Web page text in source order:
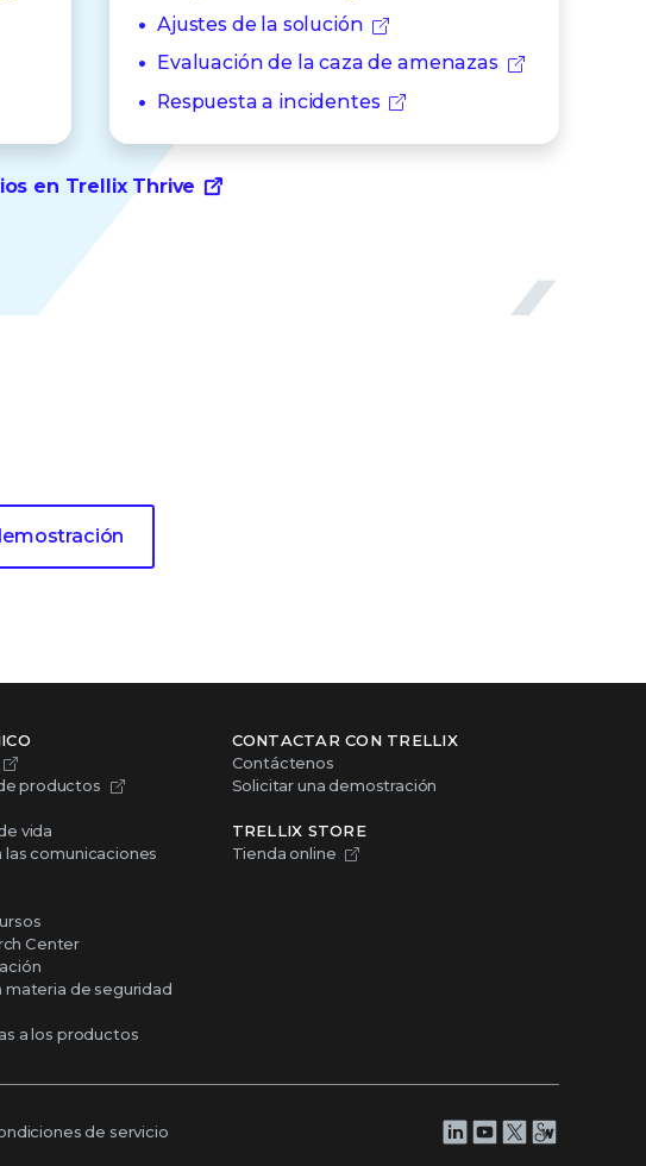
Ajustes de la solución
Evaluación de la caza de amenazas
Respuesta a incidentes
en Trellix Thrive
productos
vida
las comunicaciones
Center
materia de seguridad
a los productos
CONTACTAR CON TRELLIX
Contáctenos
Solicitar una demostración
TRELLIX STORE
Tienda online
de servicio